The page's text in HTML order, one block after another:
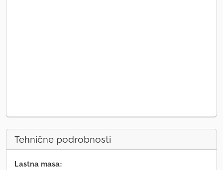
Tehnične podrobnosti
Lastna masa: